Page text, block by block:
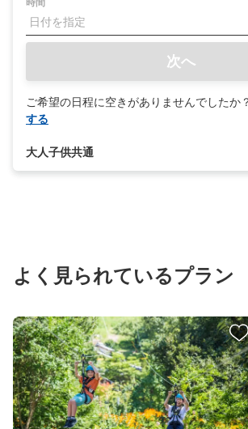
時間
次へ
ご希望の日程に空きがありませんでしたか
する
大人子供共通
よく見られているプラン